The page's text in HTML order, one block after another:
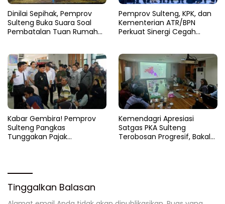
Dinilai Sepihak, Pemprov
Sulteng Buka Suara Soal
Pembatalan Tuan Rumah
Pemprov Sulteng, KPK, dan
Kementerian ATR/BPN
Perkuat Sinergi Cegah
Kabar Gembira! Pemprov
Sulteng Pangkas
Tunggakan Pajak
Kemendagri Apresiasi
Satgas PKA Sulteng
Terobosan Progresif, Bakal
Tinggalkan Balasan